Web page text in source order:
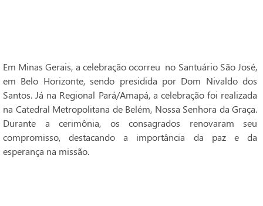
Em Minas Gerais, a celebração ocorreu no Santuário São José,
em Belo Horizonte, sendo presidida por Dom Nivaldo dos
Santos. Já na Regional Pará/Amapá, a celebração foi realizada
na Catedral Metropolitana de Belém, Nossa Senhora da Graça.
Durante a cerimônia, os consagrados renovaram seu
compromisso, destacando a importância da paz e da
esperança na missão.